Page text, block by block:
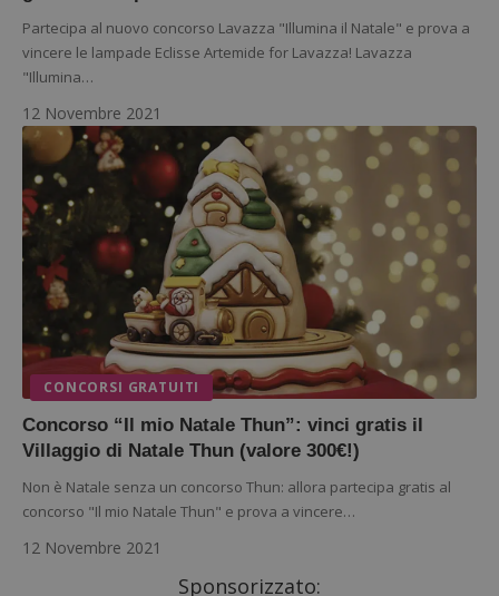
Partecipa al nuovo concorso Lavazza "Illumina il Natale" e prova a
vincere le lampade Eclisse Artemide for Lavazza! Lavazza
"Illumina…
12 Novembre 2021
CONCORSI GRATUITI
Concorso “Il mio Natale Thun”: vinci gratis il
Villaggio di Natale Thun (valore 300€!)
Non è Natale senza un concorso Thun: allora partecipa gratis al
concorso "Il mio Natale Thun" e prova a vincere…
12 Novembre 2021
Sponsorizzato: